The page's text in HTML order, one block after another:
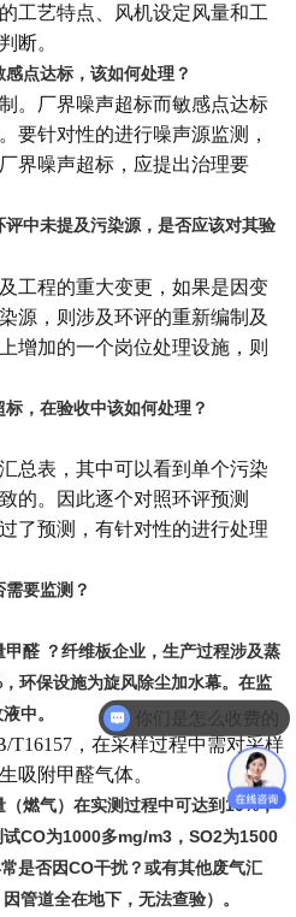
工艺特点、风机设定风量和工
断。
点达标，该如何处理？
。厂界噪声超标而敏感点达标
要针对性的进行噪声源监测，
界噪声超标，应提出治理要
中未提及污染源，是否应该对其验
工程的重大变更，如果是因变
源，则涉及环评的重新编制及
增加的一个岗位处理设施，则
，在验收中该如何处理？
总表，其中可以看到单个污染
的。因此逐个对照环评预测
了预测，有针对性的进行处理
要监测？
醛 ？纤维板企业，生产过程涉及蒸
环保设施为旋风除尘加水幕。在监
中。
T16157，在采样过程中需对采样
吸附甲醛气体。
燃气）在实测过程中可达到10%，
CO为1000多mg/m3，SO2为1500
是否因CO干扰？或有其他废气汇
管道全在地下，无法查验）。
你们实验室，检测中心在哪里